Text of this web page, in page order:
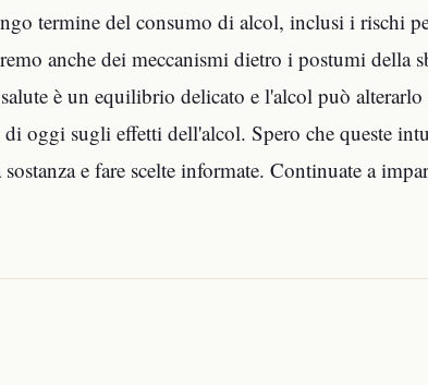
termine del consumo di alcol, inclusi i rischi
anche dei meccanismi dietro i postumi della
salute è un equilibrio delicato e l'alcol può
oggi sugli effetti dell'alcol. Spero che queste
e fare scelte informate. Continuate a